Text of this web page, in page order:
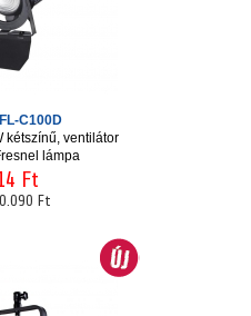
C100D
kétszínű, ventilátor
lámpa
Ft
Ft